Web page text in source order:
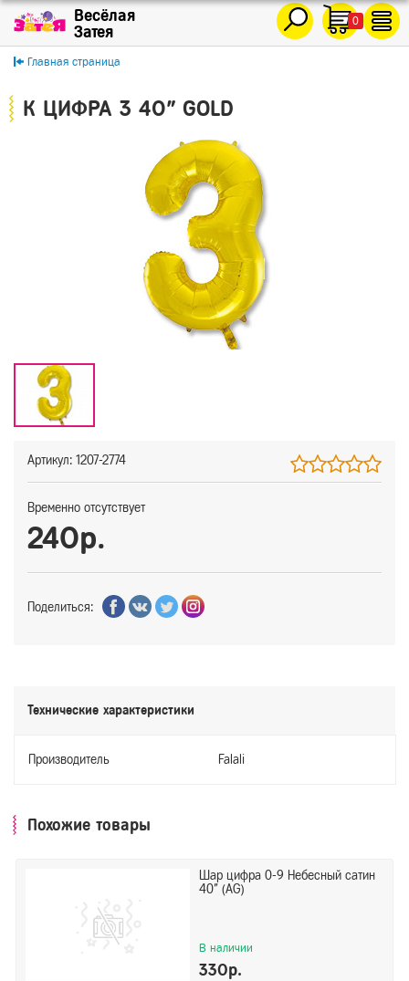
0
Главная страница
К ЦИФРА 3 40" GOLD
Артикул: 1207-2774
Временно отсутствует
240р.
Поделиться:
Технические характеристики
Производитель Falali
Похожие товары
Шар цифра 0-9 Небесный сатин
40" (AG)
В наличии
330р.